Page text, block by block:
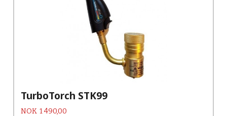
TurboTorch STK99
Pris
NOK 1 490,00